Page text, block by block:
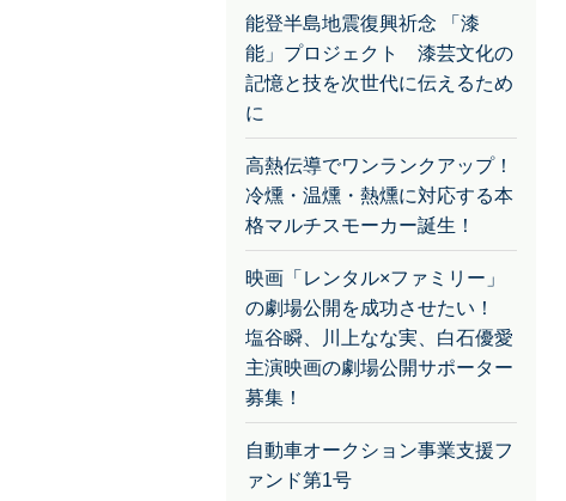
能登半島地震復興祈念 「漆
能」プロジェクト 漆芸文化の
記憶と技を次世代に伝えるため
に
高熱伝導でワンランクアップ！
冷燻・温燻・熱燻に対応する本
格マルチスモーカー誕生！
映画「レンタル×ファミリー」
の劇場公開を成功させたい！
塩谷瞬、川上なな実、白石優愛
主演映画の劇場公開サポーター
募集！
自動車オークション事業支援フ
ァンド第1号